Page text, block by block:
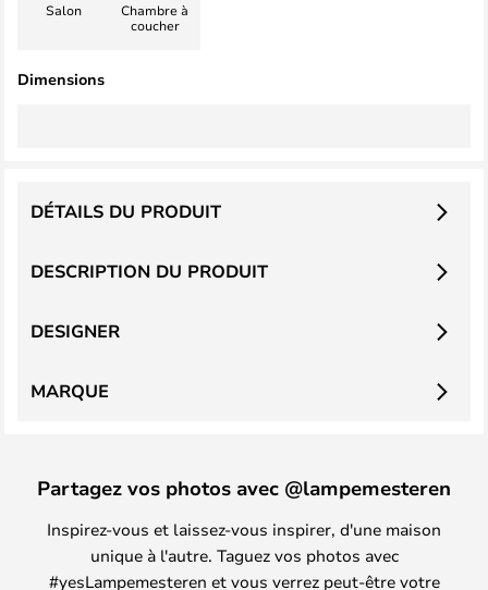
Salon
Chambre à
coucher
Dimensions
DESCRIPTION DU PRODUIT
DÉTAILS DU PRODUIT
DESIGNER
MARQUE
Partagez vos photos avec @lampemesteren
Inspirez-vous et laissez-vous inspirer, d'une maison
unique à l'autre. Taguez vos photos avec
#yesLampemesteren et vous verrez peut-être votre